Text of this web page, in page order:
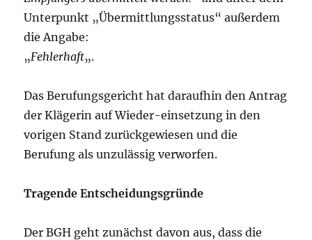
Unterpunkt „Übermittlungsstatus“ außerdem
die Angabe:
„Fehlerhaft„.
Das Berufungsgericht hat daraufhin den Antrag
der Klägerin auf Wieder-einsetzung in den
vorigen Stand zurückgewiesen und die
Berufung als unzulässig verworfen.
Tragende Entscheidungsgründe
Der BGH geht zunächst davon aus, dass die